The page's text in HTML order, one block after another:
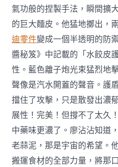
氣功般的捏製手法，瞬間擴
的巨大麵皮。他猛地擲出，
迪零件變成一個半透明的防
醬秘笈》中記載的「水餃皮
性。藍色離子炮光束猛烈地
聲像是汽水開蓋的聲音。護
擋住了攻擊，只是散發出濃
展性！完美！但撐不了太久
中藥味更濃了。廖沾沾知道
老蒜泥，那是宇宙的希望。
搬運食材的全部力量，將那